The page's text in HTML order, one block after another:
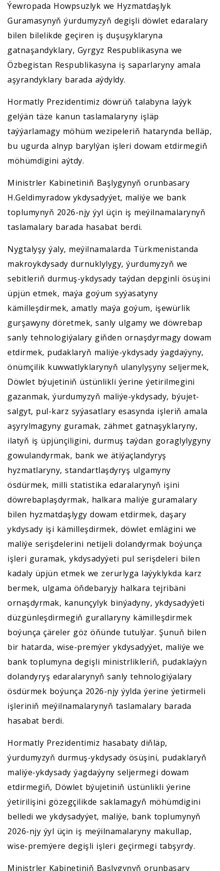
Ýewropada Howpsuzlyk we Hyzmatdaşlyk
Guramasynyň ýurdumyzyň degişli döwlet edaralary
bilen bilelikde geçiren iş duşuşyklaryna
gatnaşandyklary, Gyrgyz Respublikasyna we
Özbegistan Respublikasyna iş saparlaryny amala
aşyrandyklary barada aýdyldy.
Hormatly Prezidentimiz döwrüň talabyna laýyk
gelýän täze kanun taslamalaryny işläp
taýýarlamagy möhüm wezipeleriň hatarynda belläp,
bu ugurda alnyp barylýan işleri dowam etdirmegiň
möhümdigini aýtdy.
Ministrler Kabinetiniň Başlygynyň orunbasary
H.Geldimyradow ykdysadyýet, maliýe we bank
toplumynyň 2026-njy ýyl üçin iş meýilnamalarynyň
taslamalary barada hasabat berdi.
Nygtalyşy ýaly, meýilnamalarda Türkmenistanda
makroykdysady durnuklylygy, ýurdumyzyň we
sebitleriň durmuş-ykdysady taýdan depginli ösüşini
üpjün etmek, maýa goýum syýasatyny
kämilleşdirmek, amatly maýa goýum, işewürlik
gurşawyny döretmek, sanly ulgamy we döwrebap
sanly tehnologiýalary giňden ornaşdyrmagy dowam
etdirmek, pudaklaryň maliýe-ykdysady ýagdaýyny,
önümçilik kuwwatlyklarynyň ulanylyşyny seljermek,
Döwlet býujetiniň üstünlikli ýerine ýetirilmegini
gazanmak, ýurdumyzyň maliýe-ykdysady, býujet-
salgyt, pul-karz syýasatlary esasynda işleriň amala
aşyrylmagyny guramak, zähmet gatnaşyklaryny,
ilatyň iş üpjünçiligini, durmuş taýdan goraglylygyny
gowulandyrmak, bank we ätiýaçlandyryş
hyzmatlaryny, standartlaşdyryş ulgamyny
ösdürmek, milli statistika edaralarynyň işini
döwrebaplaşdyrmak, halkara maliýe guramalary
bilen hyzmatdaşlygy dowam etdirmek, daşary
ykdysady işi kämilleşdirmek, döwlet emlägini we
maliýe serişdelerini netijeli dolandyrmak boýunça
işleri guramak, ykdysadyýeti pul serişdeleri bilen
kadaly üpjün etmek we zerurlyga laýyklykda karz
bermek, ulgama öňdebaryjy halkara tejribäni
ornaşdyrmak, kanunçylyk binýadyny, ykdysadyýeti
düzgünleşdirmegiň gurallaryny kämilleşdirmek
boýunça çäreler göz öňünde tutulýar. Şunuň bilen
bir hatarda, wise-premýer ykdysadyýet, maliýe we
bank toplumyna degişli ministrlikleriň, pudaklaýyn
dolandyryş edaralarynyň sanly tehnologiýalary
ösdürmek boýunça 2026-njy ýylda ýerine ýetirmeli
işleriniň meýilnamalarynyň taslamalary barada
hasabat berdi.
Hormatly Prezidentimiz hasabaty diňläp,
ýurdumyzyň durmuş-ykdysady ösüşini, pudaklaryň
maliýe-ykdysady ýagdaýyny seljermegi dowam
etdirmegiň, Döwlet býujetiniň üstünlikli ýerine
ýetirilişini gözegçilikde saklamagyň möhümdigini
belledi we ykdysadyýet, maliýe, bank toplumynyň
2026-njy ýyl üçin iş meýilnamalaryny makullap,
wise-premýere degişli işleri geçirmegi tabşyrdy.
Ministrler Kabinetiniň Başlygynyň orunbasary